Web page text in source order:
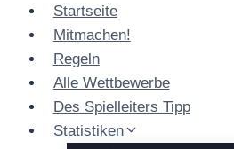
Startseite
Mitmachen!
Regeln
Alle Wettbewerbe
Des Spielleiters Tipp
Statistiken